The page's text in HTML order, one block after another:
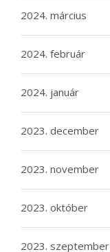
2024. március
2024. február
2024. január
2023. december
2023. november
2023. október
2023. szeptember